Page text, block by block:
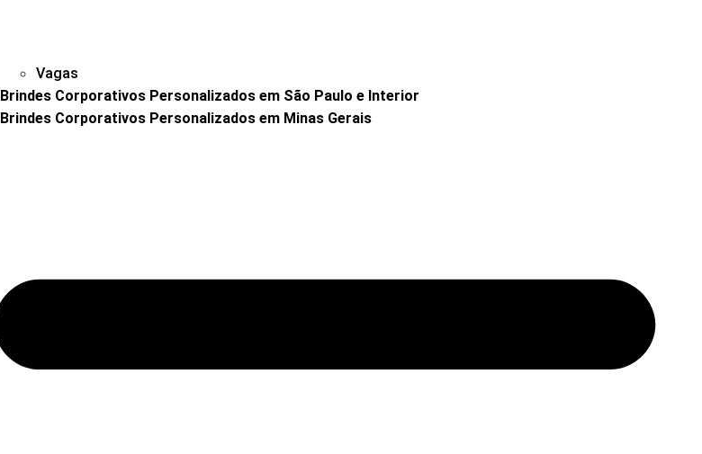
Vagas
Brindes Corporativos Personalizados em São Paulo e Interior
Brindes Corporativos Personalizados em Minas Gerais